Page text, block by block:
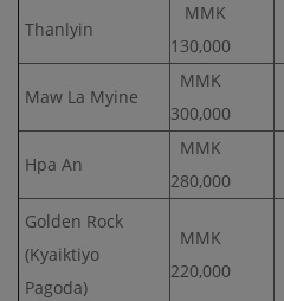
Thanlyin
MMK
130,000
Maw La Myine
MMK
300,000
Hpa An
MMK
280,000
Golden Rock
(Kyaiktiyo
Pagoda)
MMK
220,000